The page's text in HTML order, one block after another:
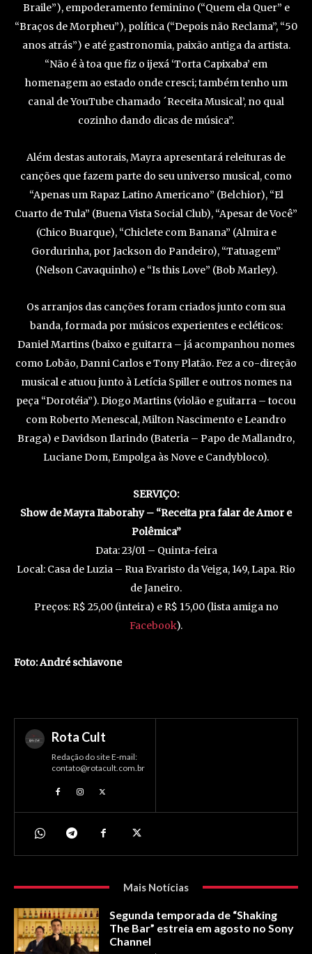
Braile”), empoderamento feminino (“Quem ela Quer” e
“Braços de Morpheu”), política (“Depois não Reclama”, “50
anos atrás”) e até gastronomia, paixão antiga da artista.
“Não é à toa que fiz o ijexá ‘Torta Capixaba’ em
homenagem ao estado onde cresci; também tenho um
canal de YouTube chamado ´Receita Musical’, no qual
cozinho dando dicas de música”.
Além destas autorais, Mayra apresentará releituras de
canções que fazem parte do seu universo musical, como
“Apenas um Rapaz Latino Americano” (Belchior), “El
Cuarto de Tula” (Buena Vista Social Club), “Apesar de Você”
(Chico Buarque), “Chiclete com Banana” (Almira e
Gordurinha, por Jackson do Pandeiro), “Tatuagem”
(Nelson Cavaquinho) e “Is this Love” (Bob Marley).
Os arranjos das canções foram criados junto com sua
banda, formada por músicos experientes e ecléticos:
Daniel Martins (baixo e guitarra – já acompanhou nomes
como Lobão, Danni Carlos e Tony Platão. Fez a co-direção
musical e atuou junto à Letícia Spiller e outros nomes na
peça “Dorotéia”). Diogo Martins (violão e guitarra – tocou
com Roberto Menescal, Milton Nascimento e Leandro
Braga) e Davidson Ilarindo (Bateria – Papo de Mallandro,
Luciane Dom, Empolga às Nove e Candybloco).
SERVIÇO:
Show de Mayra Itaborahy – “Receita pra falar de Amor e
Polêmica”
Data: 23/01 – Quinta-feira
Local: Casa de Luzia – Rua Evaristo da Veiga, 149, Lapa. Rio
de Janeiro.
Preços: R$ 25,00 (inteira) e R$ 15,00 (lista amiga no
Facebook).
Foto: André schiavone
Rota Cult
Redação do site E-mail:
contato@rotacult.com.br
Mais Notícias
Segunda temporada de “Shaking
The Bar” estreia em agosto no Sony
Channel